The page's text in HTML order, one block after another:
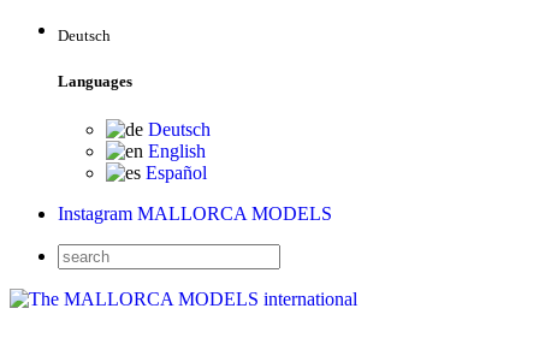
Deutsch
Languages
Deutsch
English
Español
Instagram MALLORCA MODELS